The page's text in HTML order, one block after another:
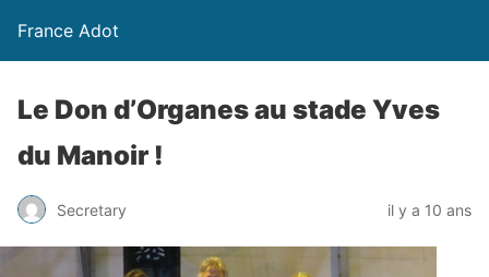
France Adot
Le Don d’Organes au stade Yves
du Manoir !
Secretary il y a 10 ans